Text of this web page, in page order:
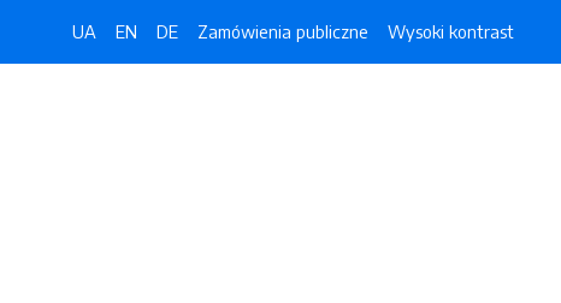
UA EN DE Zamówienia publiczne Wysoki kontrast